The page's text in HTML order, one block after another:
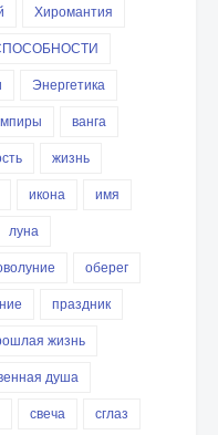
Хиромантия
Энергетика
ванга
жизнь
икона
имя
луна
оберег
праздник
жизнь
душа
свеча
сглаз